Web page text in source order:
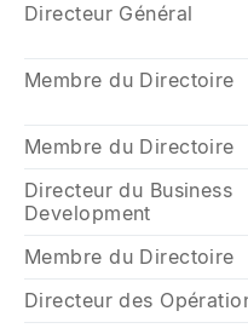
Directeur Général
Membre du Directoire
Membre du Directoire
Directeur du Business
Development
Membre du Directoire
Directeur des